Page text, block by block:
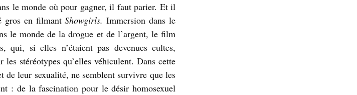
le monde où pour gagner, il faut parier. Et il
gros en filmantShowgirls.Immersion dans le
le monde de la drogue et de l’argent, le film
qui, si elles n’étaient pas devenues cultes,
stéréotypes qu’elles véhiculent. Dans cette
de leur sexualité, ne semblent survivre que les
: de la fascination pour le désir homosexuel